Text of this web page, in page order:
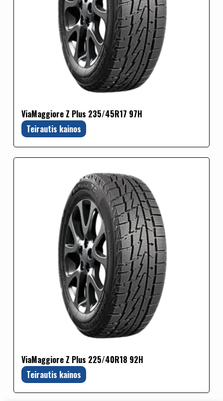
ViaMaggiore Z Plus 235/45R17 97H
Teirautis kainos
ViaMaggiore Z Plus 225/40R18 92H
Teirautis kainos